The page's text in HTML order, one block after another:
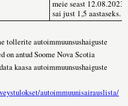
meie seast
sai just 1,5 aastaseks.
autoimmuunsushaiguste
on antud Soome Nova Scotia
kaasa autoimmuunsushaiguste
autoimmuunisairauslista/